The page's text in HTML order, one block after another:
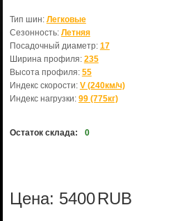
Тип шин: Легковые
Сезонность: Летняя
Посадочный диаметр: 17
Ширина профиля: 235
Высота профиля: 55
Индекс скорости: V (240км/ч)
Индекс нагрузки: 99 (775кг)
Остаток склада: 0
Цена: 5400RUB